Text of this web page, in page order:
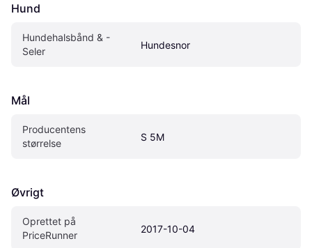
Hund
Hundehalsbånd & -
Seler
Hundesnor
Mål
Producentens
størrelse
S 5M
Øvrigt
Oprettet på
PriceRunner
2017-10-04